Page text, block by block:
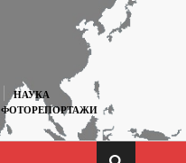
НАУКА
ФОТОРЕПОРТАЖИ